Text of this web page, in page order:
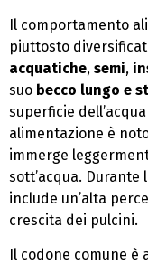
Il comportamento
piuttosto
acquatiche, semi,
suo becco lungo e
superficie
alimentazione è
immerge
sott’acqua.
include un’alta
crescita dei pulcini.
Il codone comune è